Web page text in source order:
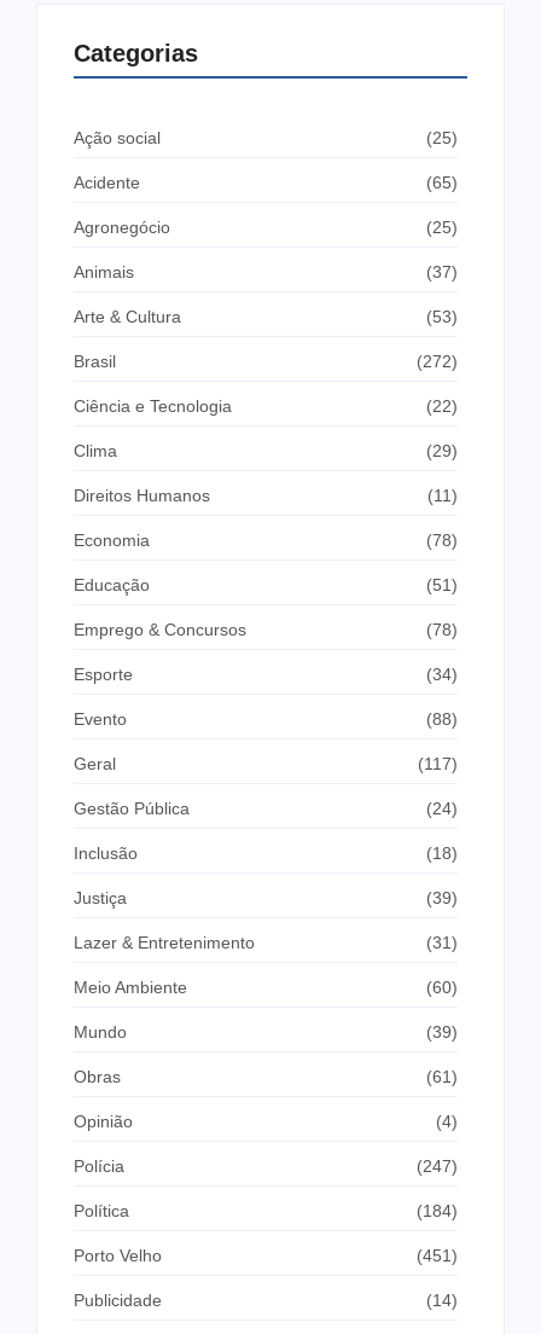
Categorias
Ação social (25)
Acidente (65)
Agronegócio (25)
Animais (37)
Arte & Cultura (53)
Brasil (272)
Ciência e Tecnologia (22)
Clima (29)
Direitos Humanos (11)
Economia (78)
Educação (51)
Emprego & Concursos (78)
Esporte (34)
Evento (88)
Geral (117)
Gestão Pública (24)
Inclusão (18)
Justiça (39)
Lazer & Entretenimento (31)
Meio Ambiente (60)
Mundo (39)
Obras (61)
Opinião (4)
Polícia (247)
Política (184)
Porto Velho (451)
Publicidade (14)